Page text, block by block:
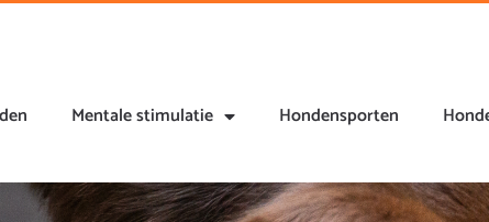
Mentale stimulatie Hondensporten